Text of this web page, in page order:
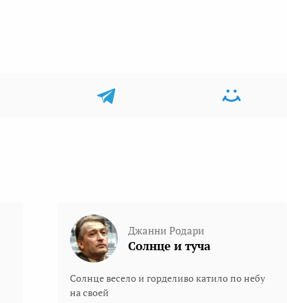
Джанни Родари
Солнце и туча
Солнце весело и горделиво катило по небу
на своей